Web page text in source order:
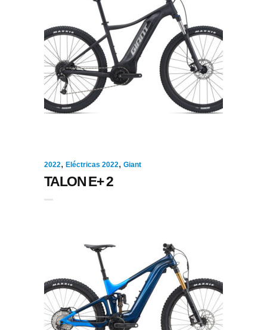
2022, Eléctricas 2022, Giant
TALON E+ 2